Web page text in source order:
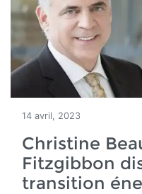
14 avril, 2023
Christine
Fitzgibbon
transition